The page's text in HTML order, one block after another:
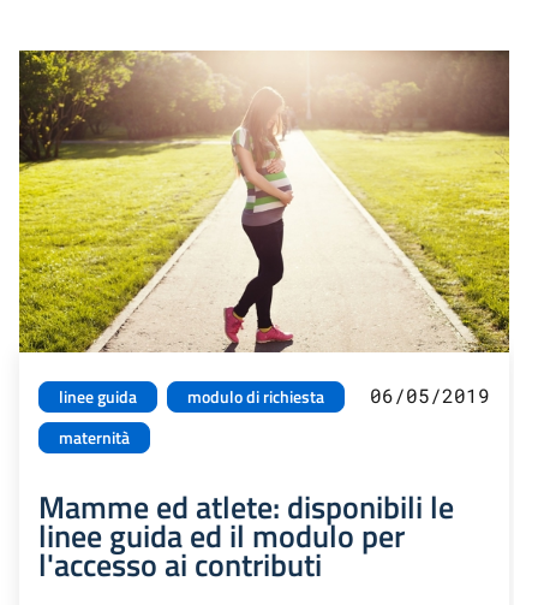
linee guida
modulo di richiesta
maternità
06/05/2019
Mamme ed atlete: disponibili le
linee guida ed il modulo per
l'accesso ai contributi